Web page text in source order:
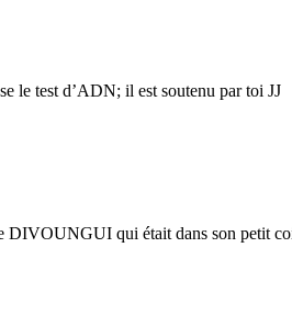
le test d’ADN; il est soutenu par toi JJ
DIVOUNGUI qui était dans son petit